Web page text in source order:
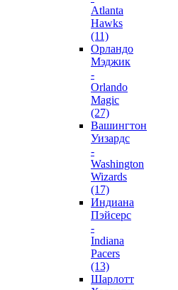
Atlanta
Hawks
(11)
Орландо
Мэджик
-
Orlando
Magic
(27)
Вашингтон
Уизардс
-
Washington
Wizards
(17)
Индиана
Пэйсерс
-
Indiana
Pacers
(13)
Шарлотт